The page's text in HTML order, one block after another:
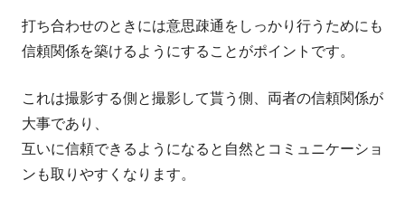
打ち合わせのときには意思疎通をしっかり行うためにも
信頼関係を築けるようにすることがポイントです。
これは撮影する側と撮影して貰う側、両者の信頼関係が
大事であり、
互いに信頼できるようになると自然とコミュニケーショ
ンも取りやすくなります。